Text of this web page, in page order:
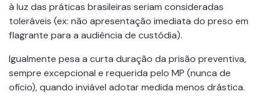
à luz das práticas brasileiras seriam consideradas
toleráveis (ex: não apresentação imediata do preso em
flagrante para a audiência de custódia).
Igualmente pesa a curta duração da prisão preventiva,
sempre excepcional e requerida pelo MP (nunca de
ofício), quando inviável adotar medida menos drástica.